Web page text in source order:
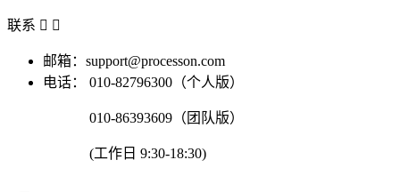
联系  
邮箱：support@processon.com
电话：
010-82796300（个人版）
010-86393609（团队版）
(工作日 9:30-18:30)